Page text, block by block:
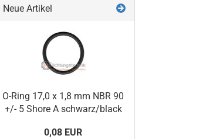
Neue Artikel
O-Ring 17,0 x 1,8 mm NBR 90
+/- 5 Shore A schwarz/black
0,08 EUR